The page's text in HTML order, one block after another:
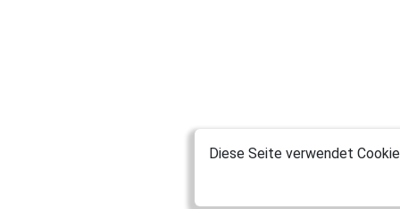
Diese Seite verwendet